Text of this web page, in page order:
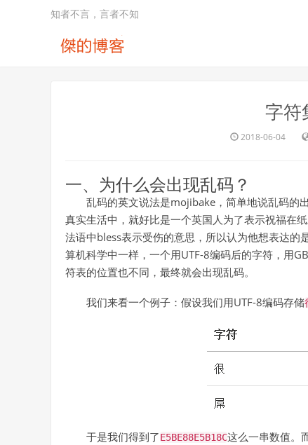
知者不言，言者不知
字符
2018-06-04
一、为什么会出现乱码？
乱码的英文说法是mojibake，简单地说乱码的
真实生活中，就好比是一个英国人为了表示祝福在
法语中bless表示受伤的意思，所以认为他想表达
算机科学中一样，一个用UTF-8编码后的字符，用
符表的位置也不同，最终就会出现乱码。
我们来看一个例子：假设我们用UTF-8编码存储
于是我们得到了E5BE88E5B18C这么一串数值。